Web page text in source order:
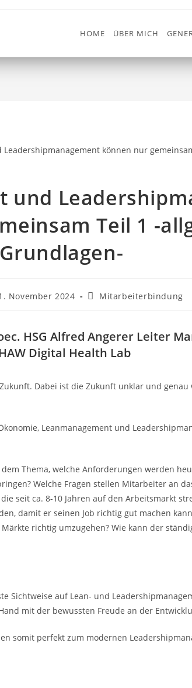
HOME ÜBER MICH
und
Teil 1 -
Grundlagen-
November 2024 Mitarbeiterbindung
HSG Alfred Angerer Leiter
Digital Health Lab
Dabei ist die Zukunft unklar und genau
Leanmanagement und
Thema, welche Anforderungen werden
Welche Fragen stellen Mitarbeiter an
seit ca. 8-10 Jahren auf den Arbeitsmarkt
damit er seinen Job richtig gut machen
richtig umzugehen? Wie kann der
Sichtweise auf Lean- und
mit der bewussten Freude an der
somit perfekt zum modernen